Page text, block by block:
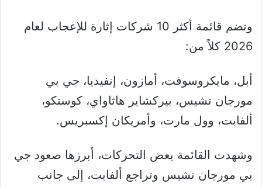
وتضم قائمة أكثر 10 شركات إثارة للإعجاب لعام
2026 كلاً من:
أبل، مايكروسوفت، أمازون، إنفيديا، جي بي
مورجان تشيس، بيركشاير هاثاواي، كوستكو،
ألفابت، وول مارت، وأمريكان إكسبريس.
وشهدت القائمة بعض التحركات، أبرزها صعود جي
بي مورجان تشيس وتراجع ألفابت، إلى جانب